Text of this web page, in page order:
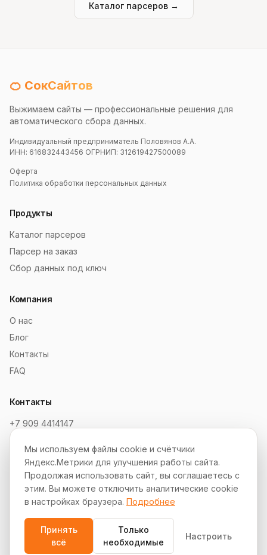
Каталог парсеров →
🍊 СокСайтов
Выжимаем сайты — профессиональные решения для
автоматического сбора данных.
Индивидуальный предприниматель Половянов А.А.
ИНН: 616832443456 ОГРНИП: 312619427500089
Оферта
Политика обработки персональных данных
Продукты
Каталог парсеров
Парсер на заказ
Сбор данных под ключ
Компания
О нас
Блог
Контакты
FAQ
Контакты
+7 909 4414147
Telegram: @SokSaitov_bot
Пн–Пт, 10:00–19:00
Партнёрская программа
© 2012–2026 СокСайтов. Все права защищены.
Мы используем файлы cookie и счётчики
Яндекс.Метрики для улучшения работы сайта.
Продолжая использовать сайт, вы соглашаетесь с
этим. Вы можете отключить аналитические cookie
в настройках браузера. Подробнее
Принять
всё
Только
необходимые
Настроить